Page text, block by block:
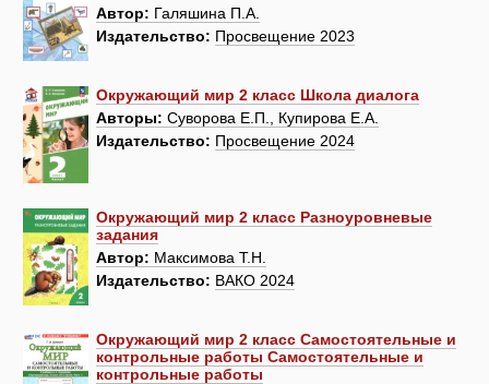
Автор: Галяшина П.А.
Издательство: Просвещение 2023
Окружающий мир 2 класс Школа диалога
Авторы: Суворова Е.П., Купирова Е.А.
Издательство: Просвещение 2024
Окружающий мир 2 класс Разноуровневые
задания
Автор: Максимова Т.Н.
Издательство: ВАКО 2024
Окружающий мир 2 класс Самостоятельные и
контрольные работы Самостоятельные и
контрольные работы